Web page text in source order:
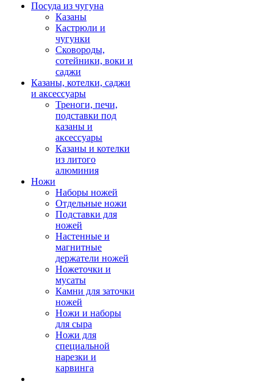
Посуда из чугуна
Казаны
Кастрюли и
чугунки
Сковороды,
сотейники, воки и
саджи
Казаны, котелки, саджи
и аксессуары
Треноги, печи,
подставки под
казаны и
аксессуары
Казаны и котелки
из литого
алюминия
Ножи
Наборы ножей
Отдельные ножи
Подставки для
ножей
Настенные и
магнитные
держатели ножей
Ножеточки и
мусаты
Камни для заточки
ножей
Ножи и наборы
для сыра
Ножи для
специальной
нарезки и
карвинга